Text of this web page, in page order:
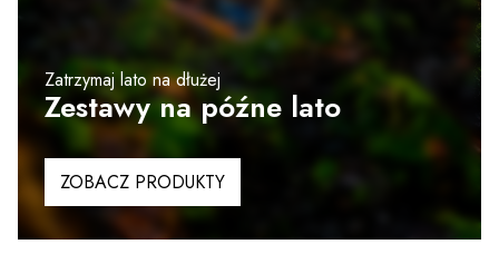
Zatrzymaj lato na dłużej
Zestawy na późne lato
ZOBACZ PRODUKTY